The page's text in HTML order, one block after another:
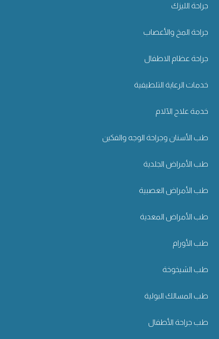
جراحة الليزك
جراحة المخ والأعصاب
جراحة عظام الاطفال
خدمات الرعاية التلطيفية
خدمة علاج الآلام
طب الأسنان وجراحة الوجه والفكين
طب الأمراض الجلدية
طب الأمراض العصبية
طب الأمراض المعدية
طب الأورام
طب الشيخوخة
طب المسالك البولية
طب جراحة الأطفال